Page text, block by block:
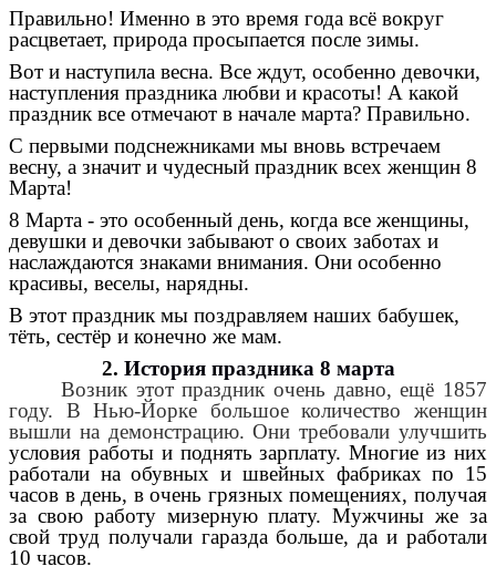
Правильно! Именно в это время года всё вокруг
расцветает, природа просыпается после зимы.
Вот и наступила весна. Все ждут, особенно девочки,
наступления праздника любви и красоты! А какой
праздник все отмечают в начале марта? Правильно.
С первыми подснежниками мы вновь встречаем
весну, а значит и чудесный праздник всех женщин 8
Марта!
8 Марта - это особенный день, когда все женщины,
девушки и девочки забывают о своих заботах и
наслаждаются знаками внимания. Они особенно
красивы, веселы, нарядны.
В этот праздник мы поздравляем наших бабушек,
тёть, сестёр и конечно же мам.
2. История праздника 8 марта
Возник этот праздник очень давно, ещё 1857
году. В Нью-Йорке большое количество женщин
вышли на демонстрацию. Они требовали улучшить
условия работы и поднять зарплату. Многие из них
работали на обувных и швейных фабриках по 15
часов в день, в очень грязных помещениях, получая
за свою работу мизерную плату. Мужчины же за
свой труд получали гаразда больше, да и работали
10 часов.